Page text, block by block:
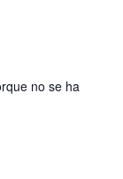
no se ha